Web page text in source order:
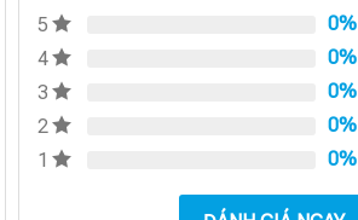
5 0%
4
0%
3
0%
2
0%
1
0%